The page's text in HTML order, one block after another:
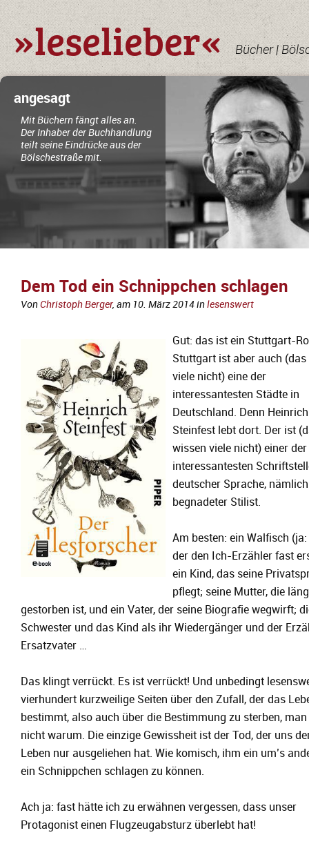
»leselieber« Bücher |
angesagt
Mit Büchern fängt alles an.
Der Inhaber der Buchhandlung
teilt seine Eindrücke aus der
Bölschestraße mit.
Dem Tod ein Schnippchen schlagen
VonChristoph Berger, am 10. März 2014inlesenswert
Gut: das ist ein Stuttgart-
Stuttgart ist aber auch (das
viele nicht) eine der
interessantesten Städte in
Deutschland. Denn Heinrich
Steinfest lebt dort. Der ist
wissen viele nicht) einer der
interessantesten
deutscher Sprache,
begnadeter Stilist.
Am besten: ein Walfisch (ja:
der den Ich-Erzähler fast
ein Kind, das seine
pflegt; seine Mutter, die
gestorben ist, und ein Vater, der seine Biografie wegwirft;
Schwester und das Kind als ihr Wiedergänger und der
Ersatzvater …
Das klingt verrückt. Es ist verrückt! Und unbedingt
vierhundert kurzweilige Seiten über den Zufall, der das
bestimmt, also auch über die Bestimmung zu sterben,
nicht warum. Die einzige Gewissheit ist der Tod, der uns
Leben nur ausgeliehen hat. Wie komisch, ihm ein um’s
ein Schnippchen schlagen zu können.
Ach ja: fast hätte ich zu erwähnen vergessen, dass unser
Protagonist einen Flugzeugabsturz überlebt hat!